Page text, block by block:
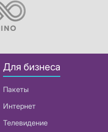
Для бизнеса
Пакеты
Интернет
Телевидение